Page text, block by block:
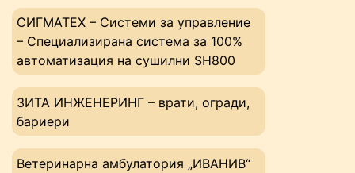
СИГМАТЕХ – Системи за управление
– Специализирана система за 100%
автоматизация на сушилни SH800
ЗИТА ИНЖЕНЕРИНГ – врати, огради,
бариери
Ветеринарна амбулатория „ИВАНИВ“